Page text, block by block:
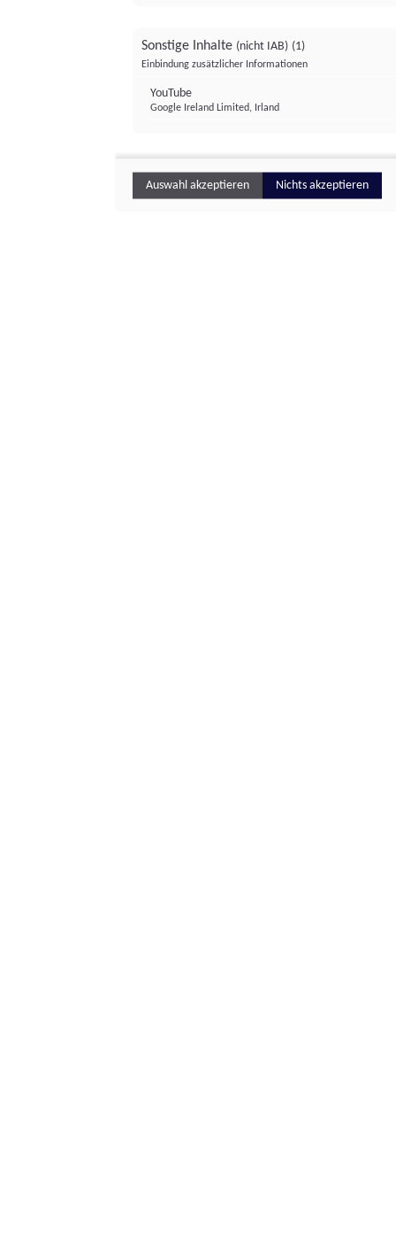
Sonstige Inhalte (nicht IAB) (1)
Einbindung zusätzlicher Informationen
YouTube
Google Ireland Limited, Irland
Auswahl akzeptieren Nichts akzeptieren